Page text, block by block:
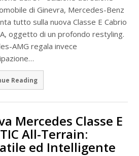
di Ginevra, Mercedes-Benz
tutto sulla nuova Classe E Cabrio
oggetto di un profondo restyling.
AMG regala invece
Reading
Mercedes Classe E
All-Terrain:
ed Intelligente